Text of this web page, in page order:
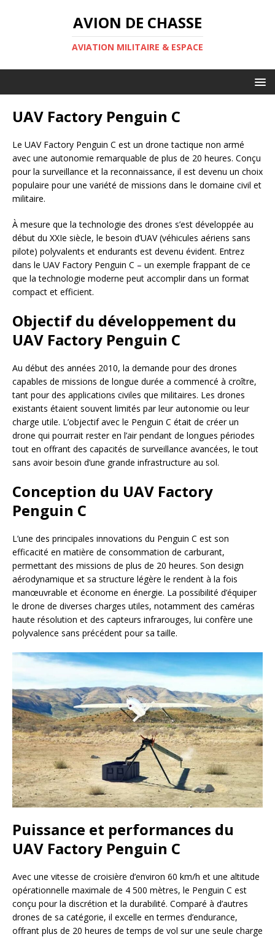
AVION DE CHASSE
AVIATION MILITAIRE & ESPACE
UAV Factory Penguin C
Le UAV Factory Penguin C est un drone tactique non armé
avec une autonomie remarquable de plus de 20 heures. Conçu
pour la surveillance et la reconnaissance, il est devenu un choix
populaire pour une variété de missions dans le domaine civil et
militaire.
À mesure que la technologie des drones s’est développée au
début du XXIe siècle, le besoin d’UAV (véhicules aériens sans
pilote) polyvalents et endurants est devenu évident. Entrez
dans le UAV Factory Penguin C – un exemple frappant de ce
que la technologie moderne peut accomplir dans un format
compact et efficient.
Objectif du développement du
UAV Factory Penguin C
Au début des années 2010, la demande pour des drones
capables de missions de longue durée a commencé à croître,
tant pour des applications civiles que militaires. Les drones
existants étaient souvent limités par leur autonomie ou leur
charge utile. L’objectif avec le Penguin C était de créer un
drone qui pourrait rester en l’air pendant de longues périodes
tout en offrant des capacités de surveillance avancées, le tout
sans avoir besoin d’une grande infrastructure au sol.
Conception du UAV Factory
Penguin C
L’une des principales innovations du Penguin C est son
efficacité en matière de consommation de carburant,
permettant des missions de plus de 20 heures. Son design
aérodynamique et sa structure légère le rendent à la fois
manœuvrable et économe en énergie. La possibilité d’équiper
le drone de diverses charges utiles, notamment des caméras
haute résolution et des capteurs infrarouges, lui confère une
polyvalence sans précédent pour sa taille.
Puissance et performances du
UAV Factory Penguin C
Avec une vitesse de croisière d’environ 60 km/h et une altitude
opérationnelle maximale de 4 500 mètres, le Penguin C est
conçu pour la discrétion et la durabilité. Comparé à d’autres
drones de sa catégorie, il excelle en termes d’endurance,
offrant plus de 20 heures de temps de vol sur une seule charge